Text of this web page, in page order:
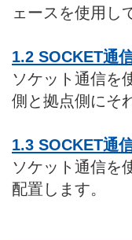
ェースを使用し
1.2 SOCKET通
ソケット通信を
側と拠点側にそ
1.3 SOCKET通
ソケット通信を
配置します。